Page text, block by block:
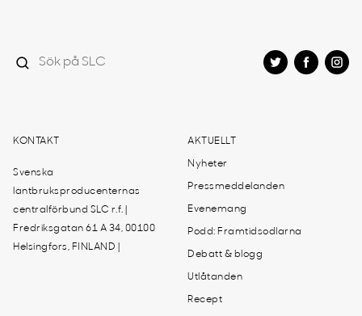
KONTAKT
Svenska
lantbruksproducenternas
centralförbund SLC r.f. |
Fredriksgatan 61 A 34, 00100
Helsingfors, FINLAND |
AKTUELLT
Nyheter
Pressmeddelanden
Evenemang
Podd: Framtidsodlarna
Debatt & blogg
Utlåtanden
Recept